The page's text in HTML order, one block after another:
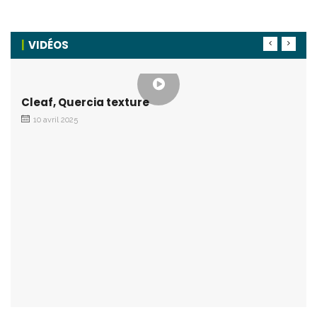
VIDÉOS
Cleaf, Quercia texture
10 avril 2025